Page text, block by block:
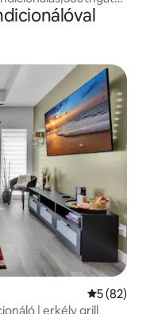
Átlagos
5 (82)
| erkély grill